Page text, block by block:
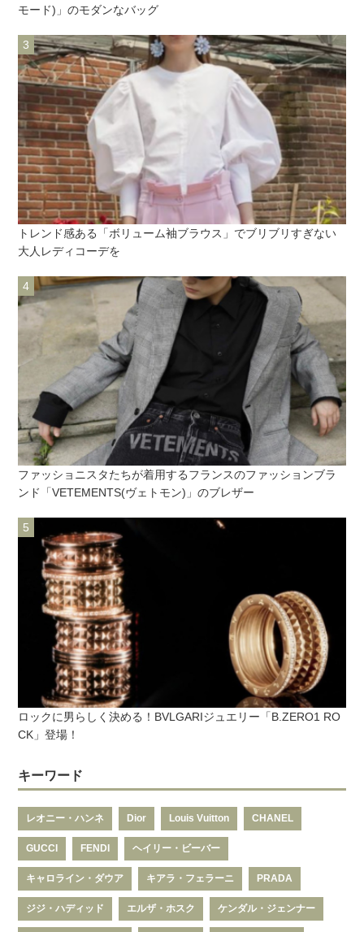
モード)」のモダンなバッグ
トレンド感ある「ボリューム袖ブラウス」でブリブリすぎない
大人レディコーデを
ファッショニスタたちが着用するフランスのファッションブラ
ンド「VETEMENTS(ヴェトモン)」のブレザー
ロックに男らしく決める！BVLGARIジュエリー「B.ZERO1 RO
CK」登場！
キーワード
レオニー・ハンネ Dior Louis Vuitton CHANEL
GUCCI FENDI ヘイリー・ビーバー
キャロライン・ダウア キアラ・フェラーニ PRADA
ジジ・ハディッド エルザ・ホスク ケンダル・ジェンナー